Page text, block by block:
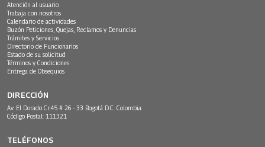
Atención al usuario
Trabaja con nosotros
Calendario de actividades
Buzón Peticiones, Quejas, Reclamos y Denuncias
Trámites y Servicios
Directorio de Funcionarios
Estado de su solicitud
Términos y Condiciones
Entrega de Obsequios
DIRECCIÓN
Av. El Dorado Cr.45 # 26 - 33 Bogotá D.C. Colombia.
Código Postal: 111321
TELÉFONOS